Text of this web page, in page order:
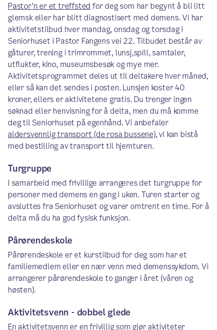
Pastor'n er et treffsted for deg som har begynt å bli litt
glemsk eller har blitt diagnostisert med demens. Vi har
aktivitetstilbud hver mandag, onsdag og torsdag i
Seniorhuset i Pastor Fangens vei 22. Tilbudet består av
gåturer, trening i trimrommet, lunsj,spill, samtaler,
utflukter, kino, museumsbesøk og mye mer.
Aktivitetsprogrammet deles ut til deltakere hver måned,
eller så kan det sendes i posten. Lunsjen koster 40
kroner, ellers er aktivitetene gratis. Du trenger ingen
søknad eller henvisning for å delta, men du må komme
deg til Seniorhuset på egenhånd. Vi anbefaler
aldersvennlig transport (de rosa bussene), vi kan bistå
med bestilling av transport til hjemturen.
Turgruppe
I samarbeid med frivillige arrangeres det turgruppe for
personer med demens en gang i uken. Turen starter og
avsluttes fra Seniorhuset og varer omtrent en time. For å
delta må du ha god fysisk funksjon.
Pårørendeskole
Pårørendeskole er et kurstilbud for deg som har et
familiemedlem eller en nær venn med demenssykdom. Vi
arrangerer pårørendeskole to ganger i året (våren og
høsten).
Aktivitetsvenn - dobbel glede
En aktivitetsvenn er en frivillig som gjør aktiviteter